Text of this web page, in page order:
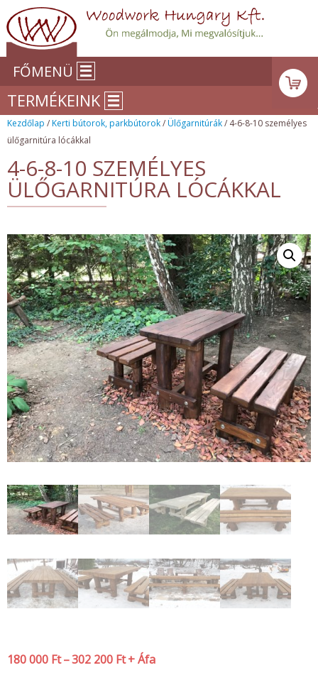
FŐMENÜ
Kezdőlap /Kerti bútorok, parkbútorok/Ülőgarnitúrák/ 4-6-8-10 személyes
ülőgarnitúra lócákkal
4-6-8-10 SZEMÉLYES
ÜLŐGARNITÚRA LÓCÁKKAL
180 000 Ft–302 200 Ft+ Áfa
TERMÉKEINK